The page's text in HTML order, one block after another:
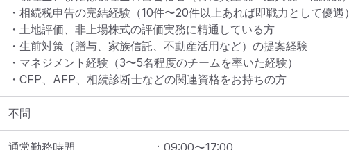
・相続税申告の完結経験（10件〜20件以上あれば即戦力として優遇）
・土地評価、非上場株式の評価実務に精通している方
・生前対策（贈与、家族信託、不動産活用など）の提案経験
・マネジメント経験（3〜5名程度のチームを率いた経験）
・CFP、AFP、相続診断士などの関連資格をお持ちの方
不問
通常勤務時間 ： 09:00〜17:00